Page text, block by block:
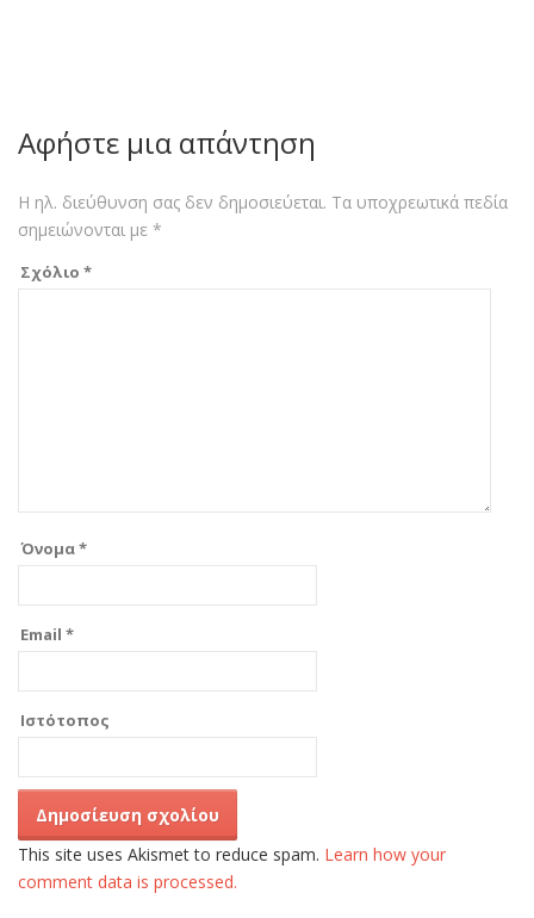
Αφήστε μια απάντηση
Η ηλ. διεύθυνση σας δεν δημοσιεύεται. Τα υποχρεωτικά πεδία
σημειώνονται με *
Σχόλιο *
Όνομα*
Email *
Ιστότοπος
This site uses Akismet to reduce spam. Learn how your
comment data is processed.